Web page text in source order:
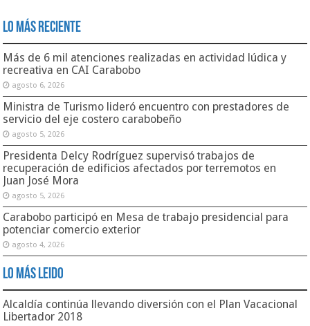
Lo Más Reciente
Más de 6 mil atenciones realizadas en actividad lúdica y
recreativa en CAI Carabobo
agosto 6, 2026
Ministra de Turismo lideró encuentro con prestadores de
servicio del eje costero carabobeño
agosto 5, 2026
Presidenta Delcy Rodríguez supervisó trabajos de
recuperación de edificios afectados por terremotos en
Juan José Mora
agosto 5, 2026
Carabobo participó en Mesa de trabajo presidencial para
potenciar comercio exterior
agosto 4, 2026
Lo Más Leido
Alcaldía continúa llevando diversión con el Plan Vacacional
Libertador 2018